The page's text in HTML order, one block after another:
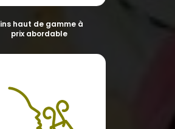
haut de gamme à
prix abordable